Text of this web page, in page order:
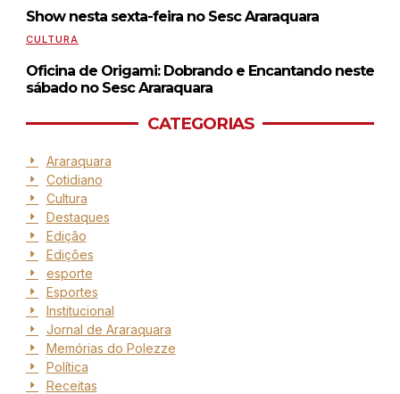
Show nesta sexta-feira no Sesc Araraquara
CULTURA
Oficina de Origami: Dobrando e Encantando neste
sábado no Sesc Araraquara
CATEGORIAS
Araraquara
Cotidiano
Cultura
Destaques
Edição
Edições
esporte
Esportes
Institucional
Jornal de Araraquara
Memórias do Polezze
Política
Receitas